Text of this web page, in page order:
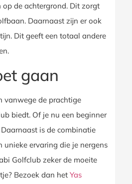
op de achtergrond. Dit zorgt
Daarnaast zijn er ook
Dit geeft een totaal andere
gaan
vanwege de prachtige
biedt. Of je nu een beginner
is de combinatie
ervaring die je nergens
Golfclub zeker de moeite
Bezoek dan het Yas